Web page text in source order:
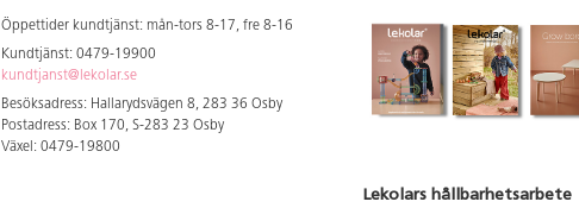
Öppettider kundtjänst: mån-tors 8-17, fre 8-16
Kundtjänst: 0479-19900
kundtjanst@lekolar.se
Besöksadress: Hallarydsvägen 8, 283 36 Osby
Postadress: Box 170, S-283 23 Osby
Växel: 0479-19800
Lekolars hållbarhetsarbete